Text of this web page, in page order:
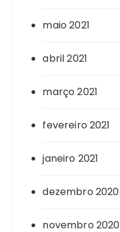
maio 2021
abril 2021
março 2021
fevereiro 2021
janeiro 2021
dezembro 2020
novembro 2020